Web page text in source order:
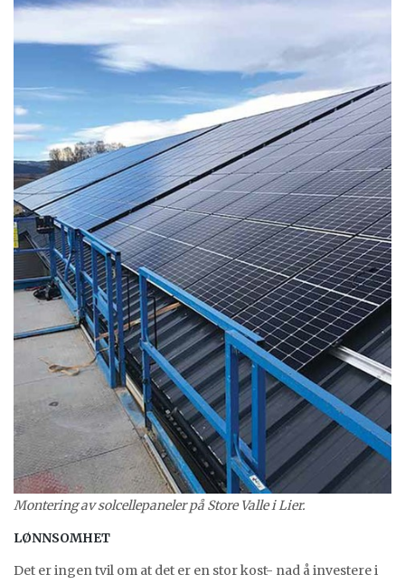
Montering av solcellepaneler på Store Valle i Lier.
LØNNSOMHET
Det er ingen tvil om at det er en stor kost- nad å investere i